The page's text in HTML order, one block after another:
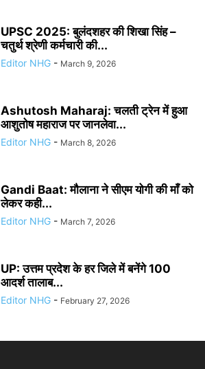
UPSC 2025: बुलंदशहर की शिखा सिंह –
चतुर्थ श्रेणी कर्मचारी की...
Editor NHG - March 9, 2026
Ashutosh Maharaj: चलती ट्रेन में हुआ
आशुतोष महाराज पर जानलेवा...
Editor NHG - March 8, 2026
Gandi Baat: मौलाना ने सीएम योगी की माँ को
लेकर कही...
Editor NHG - March 7, 2026
UP: उत्तम प्रदेश के हर जिले में बनेंगे 100
आदर्श तालाब...
Editor NHG - February 27, 2026